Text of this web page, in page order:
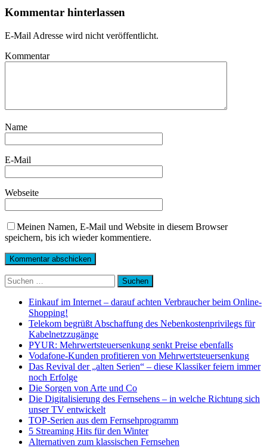
Kommentar hinterlassen
E-Mail Adresse wird nicht veröffentlicht.
Kommentar
Name
E-Mail
Webseite
Meinen Namen, E-Mail und Website in diesem Browser
speichern, bis ich wieder kommentiere.
Suchen
nach:
Einkauf im Internet – darauf achten Verbraucher beim Online-
Shopping!
Telekom begrüßt Abschaffung des Nebenkostenprivilegs für
Kabelnetzzugänge
PYUR: Mehrwertsteuersenkung senkt Preise ebenfalls
Vodafone-Kunden profitieren von Mehrwertsteuersenkung
Das Revival der „alten Serien“ – diese Klassiker feiern immer
noch Erfolge
Die Sorgen von Arte und Co
Die Digitalisierung des Fernsehens – in welche Richtung sich
unser TV entwickelt
TOP-Serien aus dem Fernsehprogramm
5 Streaming Hits für den Winter
Alternativen zum klassischen Fernsehen